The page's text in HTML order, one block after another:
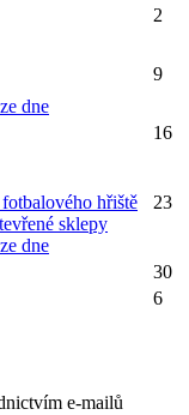
2
dne
9
16
hřiště
sklepy
dne
23
30
6
e-mailů